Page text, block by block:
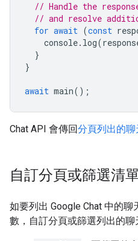
// Handle the
// and resolve
for await (const
console. log(
}
}
await main();
Chat API 會傳回分頁列出的
自訂分頁或篩選清
如要列出 Google Chat 中的
數，自訂分頁或篩選列出的聊